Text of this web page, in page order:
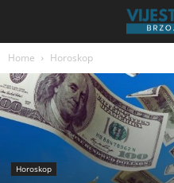
Home Horoskop
Horoskop